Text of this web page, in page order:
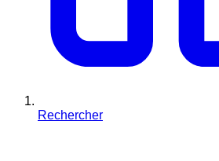
Rechercher